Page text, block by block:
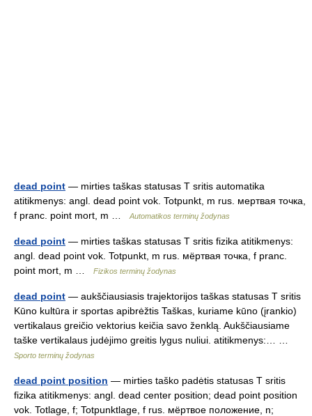
dead point — mirties taškas statusas T sritis automatika
atitikmenys: angl. dead point vok. Totpunkt, m rus. мертвая точка,
f pranc. point mort, m …
Automatikos terminų žodynas
dead point — mirties taškas statusas T sritis fizika atitikmenys:
angl. dead point vok. Totpunkt, m rus. мёртвая точка, f pranc.
point mort, m …
Fizikos terminų žodynas
dead point — aukščiausiasis trajektorijos taškas statusas T sritis
Kūno kultūra ir sportas apibrėžtis Taškas, kuriame kūno (įrankio)
vertikalaus greičio vektorius keičia savo ženklą. Aukščiausiame
taške vertikalaus judėjimo greitis lygus nuliui. atitikmenys:… …
Sporto terminų žodynas
dead point position — mirties taško padėtis statusas T sritis
fizika atitikmenys: angl. dead center position; dead point position
vok. Totlage, f; Totpunktlage, f rus. мёртвое положение, n;